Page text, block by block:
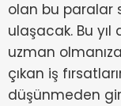
olan bu paralar
ulaşacak. Bu
uzman
çıkan iş
düşünmeden